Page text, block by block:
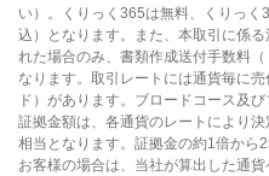
い）。くりっく365は無料、くりっ
込）となります。また、本取引に係
れた場合のみ、書類作成送付手数料
なります。取引レートには通貨毎に
ド）があります。ブロードコース及
証拠金額は、各通貨のレートにより
相当となります。証拠金の約1倍から
お客様の場合は、当社が算出した通